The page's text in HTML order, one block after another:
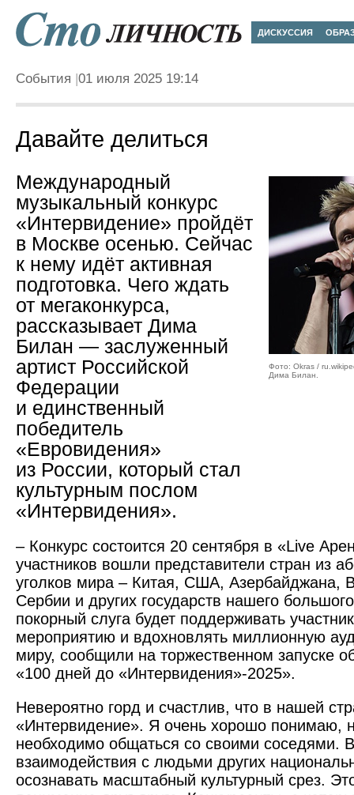
ДИСКУССИЯ
События 01 июля 2025 19:14
Давайте делиться
Фото: Okras /
Дима Билан.
Международный
музыкальный конкурс
«Интервидение» пройдёт
в Москве осенью. Сейчас
к нему идёт активная
подготовка. Чего ждать
от мегаконкурса,
рассказывает Дима
Билан — заслуженный
артист Российской
Федерации
и единственный
победитель
«Евровидения»
из России, который стал
культурным послом
«Интервидения».
– Конкурс состоится 20 сентября в «Live
участников вошли представители стран из
уголков мира – Китая, США, Азербайджана,
Сербии и других государств нашего
покорный слуга будет поддерживать
мероприятию и вдохновлять миллионную
миру, сообщили на торжественном запуске
«100 дней до «Интервидения»-2025».
Невероятно горд и счастлив, что в нашей
«Интервидение». Я очень хорошо понимаю,
необходимо общаться со своими соседями.
взаимодействия с людьми других
осознавать масштабный культурный срез.